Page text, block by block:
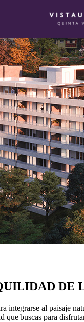
DE
integrarse al paisaje
que buscas para